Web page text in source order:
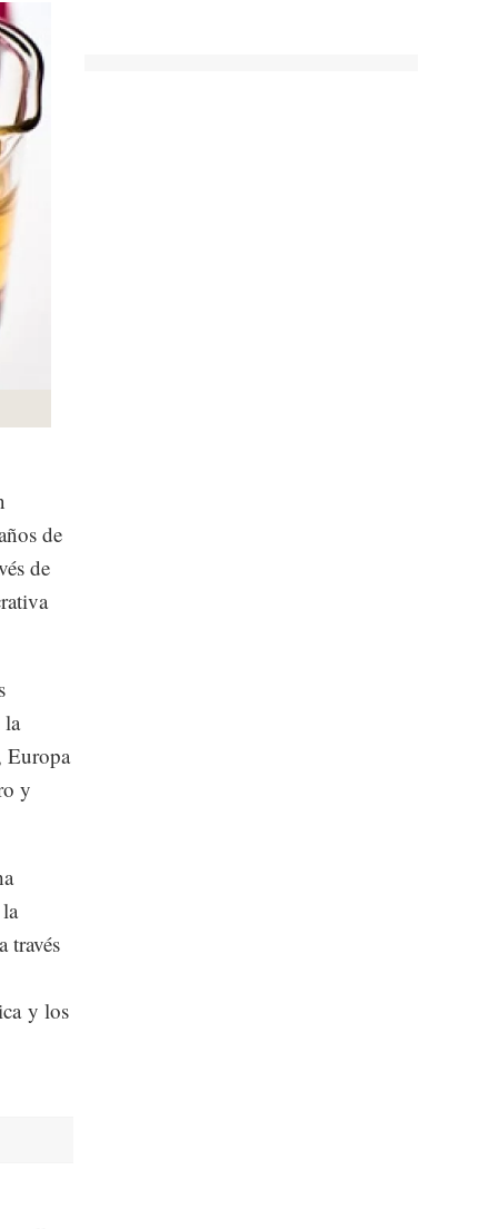
de
de
la
Europa
y
través
y los